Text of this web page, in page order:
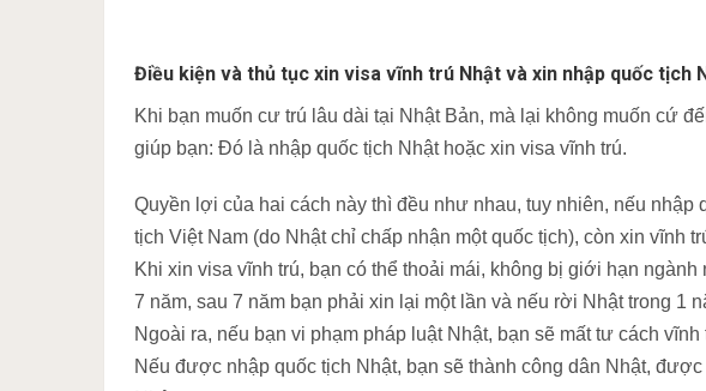
Điều kiện và thủ tục xin visa vĩnh trú Nhật và xin nhập quốc tịch
Khi bạn muốn cư trú lâu dài tại Nhật Bản, mà lại không muốn cứ
giúp bạn: Đó là nhập quốc tịch Nhật hoặc xin visa vĩnh trú.
Quyền lợi của hai cách này thì đều như nhau, tuy nhiên, nếu nhập
tịch Việt Nam (do Nhật chỉ chấp nhận một quốc tịch), còn xin vĩnh
Khi xin visa vĩnh trú, bạn có thể thoải mái, không bị giới hạn
7 năm, sau 7 năm bạn phải xin lại một lần và nếu rời Nhật trong 1
Ngoài ra, nếu bạn vi phạm pháp luật Nhật, bạn sẽ mất tư cách vĩnh
Nếu được nhập quốc tịch Nhật, bạn sẽ thành công dân Nhật,